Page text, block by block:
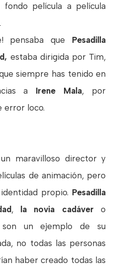
película a película
pensaba que Pesadilla
estaba dirigida por Tim,
siempre has tenido en
a Irene Mala, por
error loco.
maravilloso director y
de animación, pero
propio. Pesadilla
, la novia cadáver o
un ejemplo de su
no todas las personas
haber creado todas las